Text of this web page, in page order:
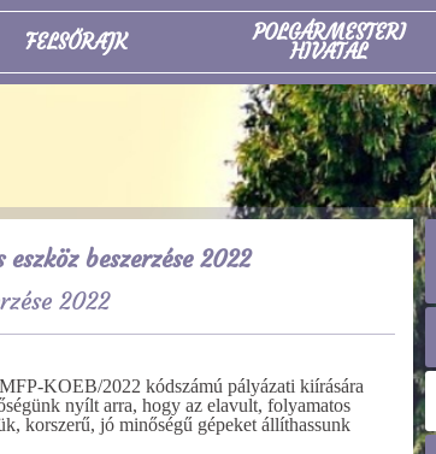
FELSŐRAJK POLGÁRMESTERI
HIVATAL
beszerzése 2022
2022
KOEB/2022 kódszámú pályázati kiírására
nyílt arra, hogy az elavult, folyamatos
korszerű, jó minőségű gépeket állíthassunk